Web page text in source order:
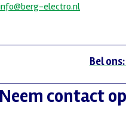
electro.nl
Bel
contact op